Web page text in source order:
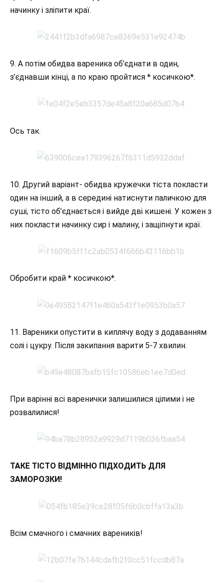
начинку і зліпити краї.
9. А потім обидва вареника об’єднати в один,
з’єднавши кінці, а по краю пройтися * косичкою*.
Ось так.
10. Другий варіант- обидва кружечки тіста покласти
один на інший, а в середині натиснути паличкою для
суші, тісто об’єднається і вийде дві кишені. У кожен з
них покласти начинку сир і малину, і защіпнути краї.
Обробити край * косичкою*.
11. Вареники опустити в киплячу воду з додаванням
солі і цукру. Після закипання варити 5-7 хвилин.
При варінні всі варенички залишилися цілими і не
розвалилися!
ТАКЕ ТІСТО ВІДМІННО ПІДХОДИТЬ ДЛЯ
ЗАМОРОЗКИ!
Всім смачного і смачних вареників!